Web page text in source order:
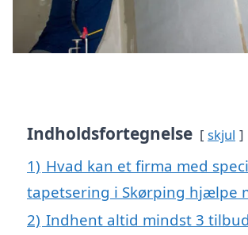
Indholdsfortegnelse skjul
1) Hvad kan et firma med
tapetsering i Skørping hjælpe
2) Indhent altid mindst 3